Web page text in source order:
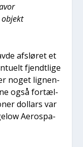
afslø­ret et
fjendt­li­ge
noget lig­nen­
også for­tæl­
dol­lars var
Aeros­pa­